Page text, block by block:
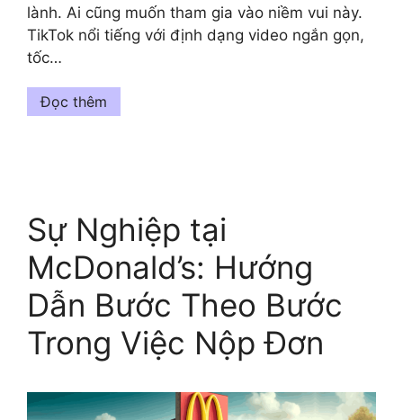
lành. Ai cũng muốn tham gia vào niềm vui này.
TikTok nổi tiếng với định dạng video ngắn gọn,
tốc…
Đọc thêm
Sự Nghiệp tại
McDonald’s: Hướng
Dẫn Bước Theo Bước
Trong Việc Nộp Đơn